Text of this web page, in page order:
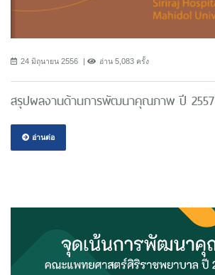
24 มิถุนายน 2556 อ่าน 5,083 ครั้ง
สรุปผลงานด้านการพัฒนาคุณภาพ ปี 2557
อ่านต่อ